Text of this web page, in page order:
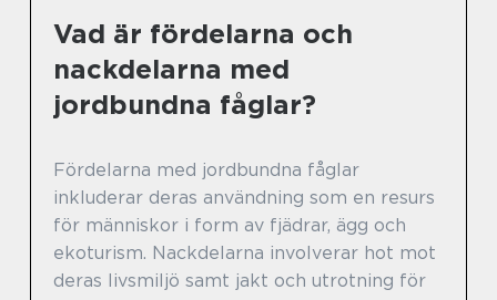
Vad är fördelarna och
nackdelarna med
jordbundna fåglar?
Fördelarna med jordbundna fåglar
inkluderar deras användning som en resurs
för människor i form av fjädrar, ägg och
ekoturism. Nackdelarna involverar hot mot
deras livsmiljö samt jakt och utrotning för